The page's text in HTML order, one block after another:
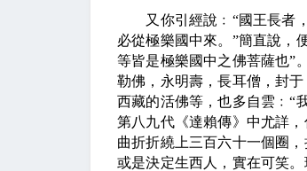
又你引經說﹕“國王長者，
必從極樂國中來。”簡直說，
等皆是極樂國中之佛菩薩也”
勒佛，永明壽，長耳僧，封
西藏的活佛等，也多自雲﹕“
第八九代《達賴傳》中尤詳
曲折折繞上三百六十一個圈
或是決定生西人，實在可笑